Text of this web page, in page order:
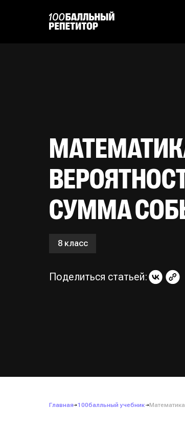
СУММА
8 класс
Поделиться статьей:
Главная 100балльный учебник